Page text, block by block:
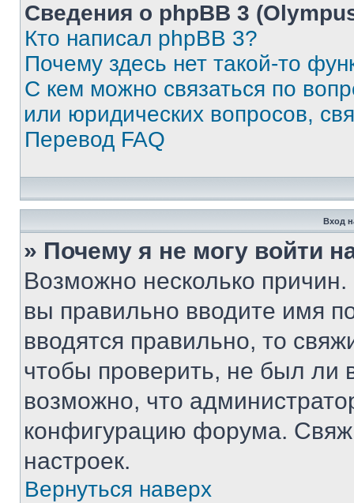
Сведения о phpBB 3
Кто написал phpBB 3?
Почему здесь нет такой-то
С кем можно связаться по
или юридических вопросов,
Перевод FAQ
Вход
» Почему я не могу войти
Возможно несколько
вы правильно вводите имя
вводятся правильно, то
чтобы проверить, не был ли
возможно, что
конфигурацию форума.
настроек.
Вернуться наверх